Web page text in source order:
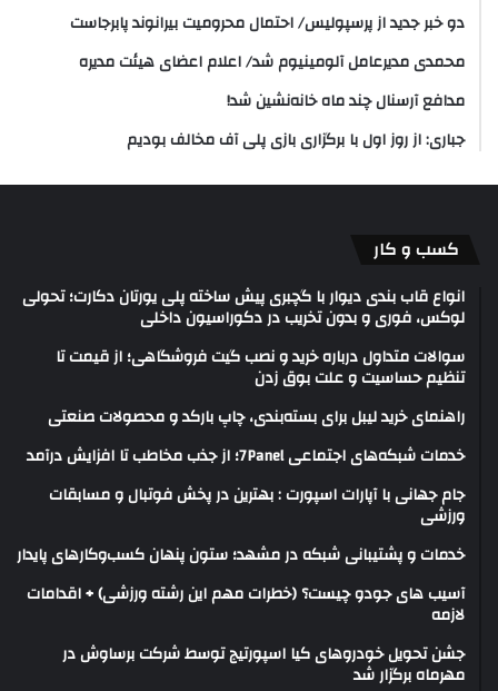
دو خبر جدید از پرسپولیس/ احتمال محرومیت بیرانوند پابرجاست
محمدی مدیرعامل آلومینیوم شد/ اعلام اعضای هیئت‌ مدیره
مدافع آرسنال چند ماه خانه‌نشین شد!
جباری: از روز اول با برگزاری بازی پلی آف مخالف بودیم
کسب و کار
انواع قاب بندی دیوار با گچبری پیش ساخته پلی یورتان دکارت؛ تحولی
لوکس، فوری و بدون تخریب در دکوراسیون داخلی
سوالات متداول درباره خرید و نصب گیت فروشگاهی؛ از قیمت تا
تنظیم حساسیت و علت بوق زدن
راهنمای خرید لیبل برای بسته‌بندی، چاپ بارکد و محصولات صنعتی
خدمات شبکه‌های اجتماعی 7Panel؛ از جذب مخاطب تا افزایش درآمد
جام جهانی با آپارات اسپورت : بهترین در پخش فوتبال و مسابقات
ورزشی
خدمات و پشتیبانی شبکه در مشهد؛ ستون پنهان کسب‌وکارهای پایدار
آسیب های جودو چیست؟ (خطرات مهم این رشته ورزشی) + اقدامات
لازمه
جشن تحویل خودروهای کیا اسپورتیج توسط شرکت برساوش در
مهرماه برگزار شد